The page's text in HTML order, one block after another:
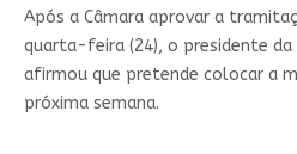
Após a Câmara aprovar a
quarta-feira (24), o presidente da
afirmou que pretende colocar a
próxima semana.